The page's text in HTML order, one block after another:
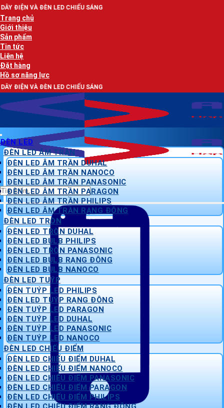
Bỏ
qua
nội
dung
LED CHIẾU SÁNG
Trang chủ
Giới thiệu
Sản phẩm
Tin tức
Liên hệ
Đặt hàng
Hồ sơ năng lực
LED CHIẾU SÁNG
Tìm
kiếm:
ĐÈN LED
ĐÈN LED ÂM TRẦN
ĐÈN LED ÂM TRẦN DUHAL
ĐÈN LED ÂM TRẦN NANOCO
ĐÈN LED ÂM TRẦN PANASONIC
ĐÈN LED ÂM TRẦN PARAGON
ĐÈN LED ÂM TRẦN PHILIPS
ĐÈN LED ÂM TRẦN RẠNG ĐÔNG
ĐÈN LED TRÒN
ĐÈN LED TRÒN DUHAL
ĐÈN LED BULB PHILIPS
ĐÈN LED TRÒN PANASONIC
ĐÈN LED BULB RẠNG ĐÔNG
ĐÈN LED BULB NANOCO
ĐÈN LED TUÝP
ĐÈN TUÝP LED PHILIPS
ĐÈN LED TUÝP RẠNG ĐÔNG
ĐÈN TUÝP LED PARAGON
ĐÈN TUÝP LED DUHAL
ĐÈN TUÝP LED PANASONIC
ĐÈN TUÝP LED NANOCO
ĐÈN LED CHIẾU ĐIỂM
ĐÈN LED CHIẾU ĐIỂM DUHAL
ĐÈN LED CHIẾU ĐIỂM NANOCO
ĐÈN LED CHIẾU ĐIỂM PANASONIC
ĐÈN LED CHIẾU ĐIỂM PARAGON
ĐÈN LED CHIẾU ĐIỂM PHILIPS